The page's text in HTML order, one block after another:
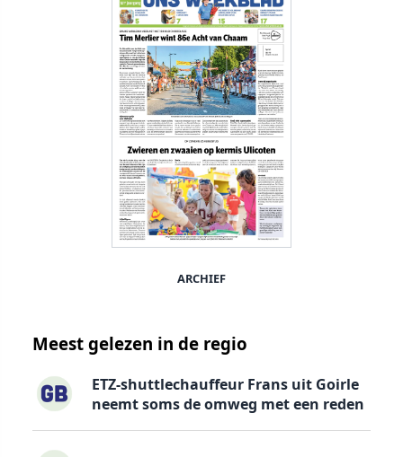
ARCHIEF
Meest gelezen in de regio
ETZ-shuttlechauffeur Frans uit Goirle
neemt soms de omweg met een reden